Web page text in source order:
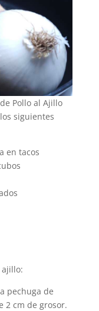
Pollo al Ajillo
siguientes
en tacos
ajillo:
pechuga de
2 cm de grosor.